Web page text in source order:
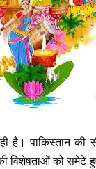
है। पाकिस्तान की
विशेषताओं को समेटे